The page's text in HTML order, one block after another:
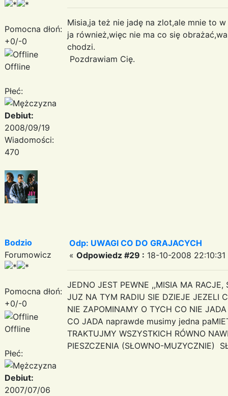
Pomocna dłoń:
+0/-0
Offline
Płeć:
Debiut:
2008/09/19
Wiadomości:
470
Misia,ja też nie jadę na zlot,ale mnie to
ja również,więc nie ma co się
chodzi.
Pozdrawiam Cię.
Bodzio
Forumowicz
Pomocna dłoń:
+0/-0
Offline
Płeć:
Debiut:
2007/07/06
Odp: UWAGI CO DO GRAJACYCH
« Odpowiedz #29 : 18-10-2008 22:10:31
JEDNO JEST PEWNE ,,MISIA MA
JUZ NA TYM RADIU SIE DZIEJE JEZELI
NIE ZAPOMINAMY O TYCH CO NIE
CO JADA naprawde musimy jedna
TRAKTUJMY WSZYSTKICH RÓWNO
PIESZCZENIA (SŁOWNO-MUZYCZNIE)